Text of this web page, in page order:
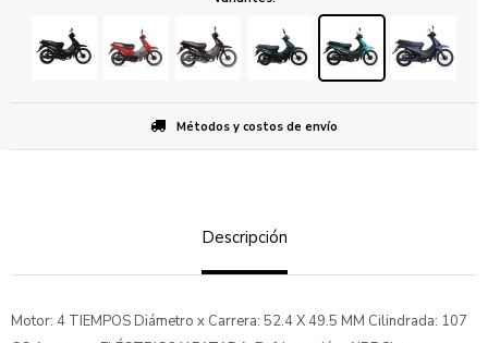
Métodos y costos de envío
Descripción
Motor: 4 TIEMPOS Diámetro x Carrera: 52.4 X 49.5 MM Cilindrada: 107